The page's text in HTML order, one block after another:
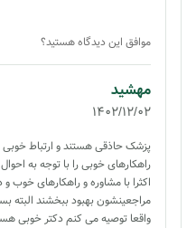
موافق این دیدگاه هستید؟
مهشید
1402/12/02
پزشک حاذقی هستند و ارتباط خوبی
راهکارهای خوبی را با توجه به
اکثرا با مشاوره و راهکارهای
مراجعینشون بهبود ببخشند
واقعا توصیه می کنم دکتر خوبی